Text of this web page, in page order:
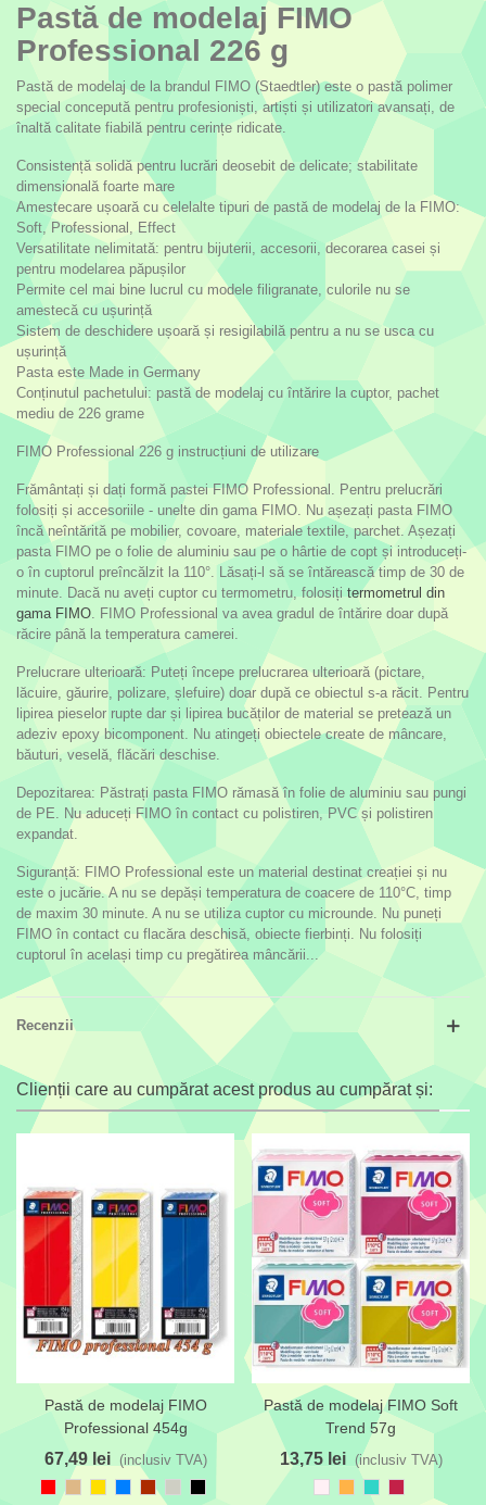
Pastă de modelaj FIMO
Professional 226 g
Pastă de modelaj de la brandul FIMO (Staedtler) este o pastă polimer
special concepută pentru profesioniști, artiști și utilizatori avansați, de
înaltă calitate fiabilă pentru cerințe ridicate.
Consistență solidă pentru lucrări deosebit de delicate; stabilitate
dimensională foarte mare
Amestecare ușoară cu celelalte tipuri de pastă de modelaj de la FIMO:
Soft, Professional, Effect
Versatilitate nelimitată: pentru bijuterii, accesorii, decorarea casei și
pentru modelarea păpușilor
Permite cel mai bine lucrul cu modele filigranate, culorile nu se
amestecă cu ușurință
Sistem de deschidere ușoară și resigilabilă pentru a nu se usca cu
ușurință
Pasta este Made in Germany
Conținutul pachetului: pastă de modelaj cu întărire la cuptor, pachet
mediu de 226 grame
FIMO Professional 226 g instrucțiuni de utilizare
Frământați și dați formă pastei FIMO Professional. Pentru prelucrări
folosiți și accesoriile - unelte din gama FIMO. Nu așezați pasta FIMO
încă neîntărită pe mobilier, covoare, materiale textile, parchet. Așezați
pasta FIMO pe o folie de aluminiu sau pe o hârtie de copt și introduceți-
o în cuptorul preîncălzit la 110°. Lăsați-l să se întărească timp de 30 de
minute. Dacă nu aveți cuptor cu termometru, folosițitermometrul din
gama FIMO. FIMO Professional va avea gradul de întărire doar după
răcire până la temperatura camerei.
Prelucrare ulterioară: Puteți începe prelucrarea ulterioară (pictare,
lăcuire, găurire, polizare, șlefuire) doar după ce obiectul s-a răcit. Pentru
lipirea pieselor rupte dar și lipirea bucăților de material se pretează un
adeziv epoxy bicomponent. Nu atingeți obiectele create de mâncare,
băuturi, veselă, flăcări deschise.
Depozitarea: Păstrați pasta FIMO rămasă în folie de aluminiu sau pungi
de PE. Nu aduceți FIMO în contact cu polistiren, PVC și polistiren
expandat.
Siguranță: FIMO Professional este un material destinat creației și nu
este o jucărie. A nu se depăși temperatura de coacere de 110°C, timp
de maxim 30 minute. A nu se utiliza cuptor cu microunde. Nu puneți
FIMO în contact cu flacăra deschisă, obiecte fierbinți. Nu folosiți
cuptorul în același timp cu pregătirea mâncării...
Recenzii
Clienții care au cumpărat acest produs au cumpărat și:
Pastă de modelaj FIMO
Professional 454g
67,49 lei
(inclusiv TVA)
Albastru
Maro
Pastă de modelaj FIMO Soft
Trend 57g
13,75 lei
(inclusiv TVA)